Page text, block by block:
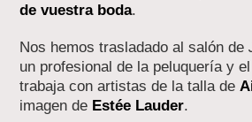
de vuestra boda.
Nos hemos trasladado al salón de
un profesional de la peluquería y
trabaja con artistas de la talla de
imagen de Estée Lauder.